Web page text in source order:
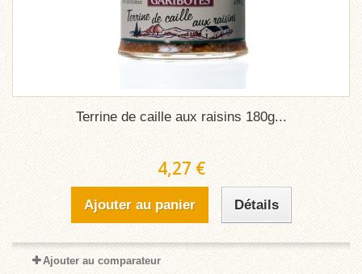
Terrine de caille aux raisins 180g...
4,27 €
Ajouter au panier Détails
Ajouter au comparateur